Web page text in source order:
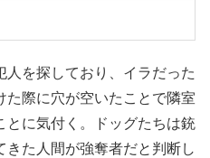
を探しており、イラだった
た際に穴が空いたことで隣室
とに気付く。ドッグたちは銃
きた人間が強奪者だと判断し